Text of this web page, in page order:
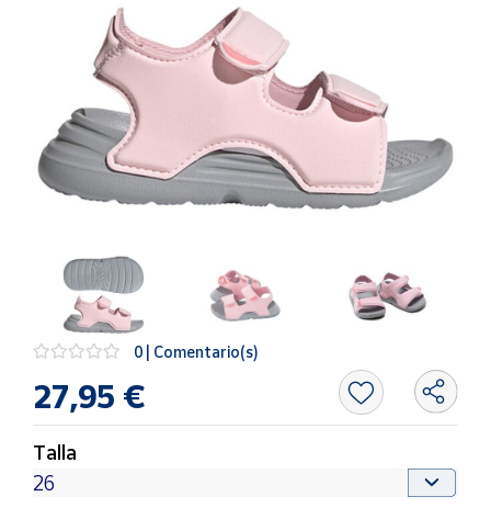
Ceuta y Melilla
Bono
Cultural
novedades
de Correos
Market
Productos
Solidarios
Ayuda
0 | Comentario(s)
27,95 €
Talla